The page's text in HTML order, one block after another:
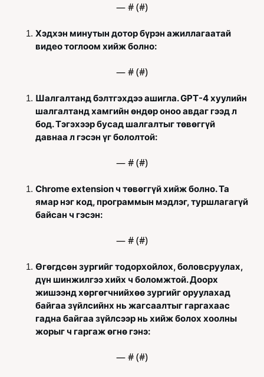
— # (#)
Хэдхэн минутын дотор бүрэн ажиллагаатай
видео тоглоом хийж болно:
— # (#)
Шалгалтанд бэлтгэхдээ ашигла. GPT-4 хуулийн
шалгалтанд хамгийн өндөр оноо авдаг гээд л
бод. Тэгэхээр бусад шалгалтыг төвөггүй
давнаа л гэсэн үг бололтой:
— # (#)
Chrome extension ч төвөггүй хийж болно. Та
ямар нэг код, программын мэдлэг, туршлагагүй
байсан ч гэсэн:
— # (#)
Өгөгдсөн зургийг тодорхойлох, боловсруулах,
дүн шинжилгээ хийх ч боломжтой. Доорх
жишээнд хөргөгчнийхөө зургийг оруулахад
байгаа зүйлсийнх нь жагсаалтыг гаргахаас
гадна байгаа зүйлсээр нь хийж болох хоолны
жорыг ч гаргаж өгнө гэнэ:
— # (#)